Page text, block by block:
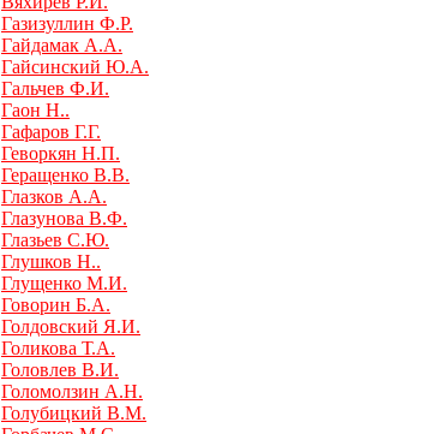
Газизуллин Ф.Р.
Гайдамак А.А.
Гайсинский Ю.А.
Гальчев Ф.И.
Гаон Н..
Гафаров Г.Г.
Геворкян Н.П.
Геращенко В.В.
Глазков А.А.
Глазунова В.Ф.
Глазьев С.Ю.
Глушков Н..
Глущенко М.И.
Говорин Б.А.
Голдовский Я.И.
Голикова Т.А.
Головлев В.И.
Голомолзин А.Н.
Голубицкий В.М.